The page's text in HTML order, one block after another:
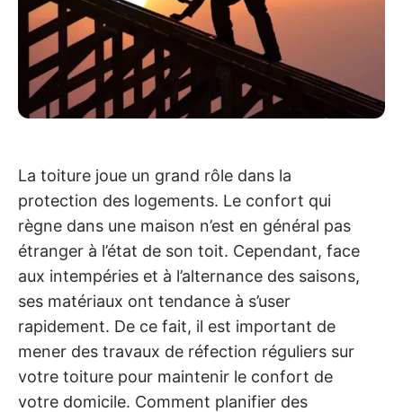
La toiture joue un grand rôle dans la
protection des logements. Le confort qui
règne dans une maison n’est en général pas
étranger à l’état de son toit. Cependant, face
aux intempéries et à l’alternance des saisons,
ses matériaux ont tendance à s’user
rapidement. De ce fait, il est important de
mener des travaux de réfection réguliers sur
votre toiture pour maintenir le confort de
votre domicile. Comment planifier des